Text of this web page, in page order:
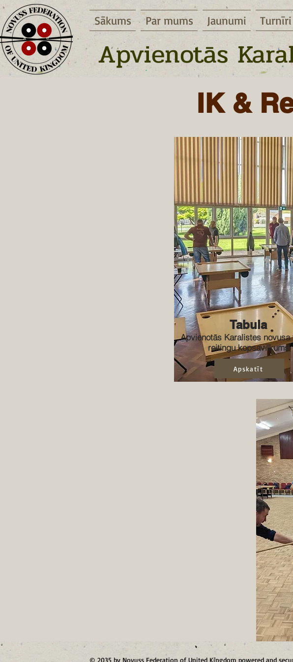
Sākums Par mums Jaunumi Turnīri
Apvienotās
IK &
Tabula
Apvienotās Karalistes novusa
reitingu kopsavilkums
Apskatīt
© 2035 by Novuss Federation of United Kingdom powered and